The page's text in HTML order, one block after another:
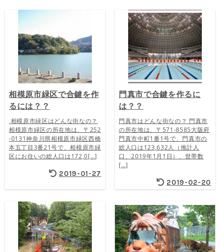
相模原市緑区で合鍵を作
るには？？
相模原市緑区はどんな街なの？
相模原市緑区の所在地は、〒252
-0131神奈川県相模原市緑区西橋
本五丁目3番21号で、相模原市緑
区にお住いの総人口は172,0[…]
2019-01-27
門真市で合鍵を作るに
は？？
門真市はどんな街なの？ 門真市
の所在地は、〒571-8585大阪府
門真市中町1番1号で、門真市の
総人口は123,632人（推計人
口、2019年1月1日）、世帯数
[…]
2019-02-20